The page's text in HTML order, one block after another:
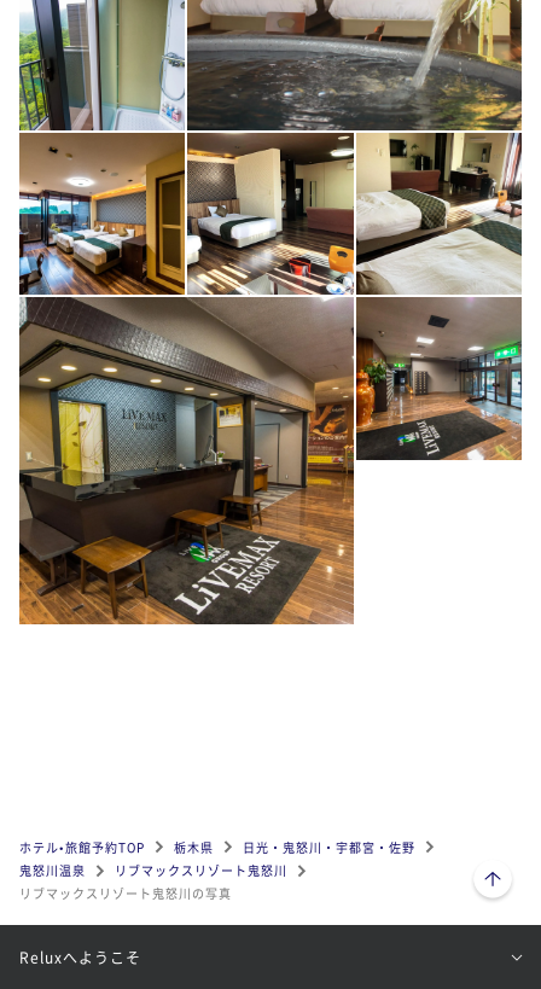
ホテル•旅館予約TOP 栃木県
日光・鬼怒川・宇都宮・佐野
鬼怒川温泉
リブマックスリゾート鬼怒川
リブマックスリゾート鬼怒川の写真
ページトップへ
Reluxへようこそ